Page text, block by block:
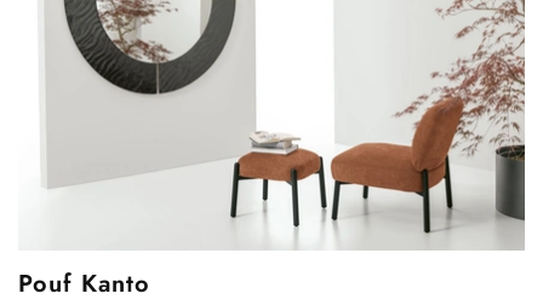
Pouf Kanto